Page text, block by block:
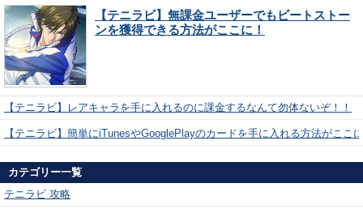
【テニラビ】無課金ユーザーでもビートストー
ンを獲得できる方法がここに！
【テニラビ】レアキャラを手に入れるのに課金するなんて勿体ないぞ！！
【テニラビ】簡単にiTunesやGooglePlayのカードを手に入れる方法がここ
カテゴリー一覧
テニラビ 攻略